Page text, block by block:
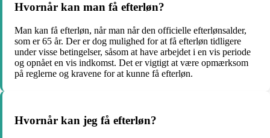
Hvornår kan man få efterløn?
Man kan få efterløn, når man når den officielle efterlønsalder,
som er 65 år. Der er dog mulighed for at få efterløn tidligere
under visse betingelser, såsom at have arbejdet i en vis periode
og opnået en vis indkomst. Det er vigtigt at være opmærksom
på reglerne og kravene for at kunne få efterløn.
Hvornår kan jeg få efterløn?